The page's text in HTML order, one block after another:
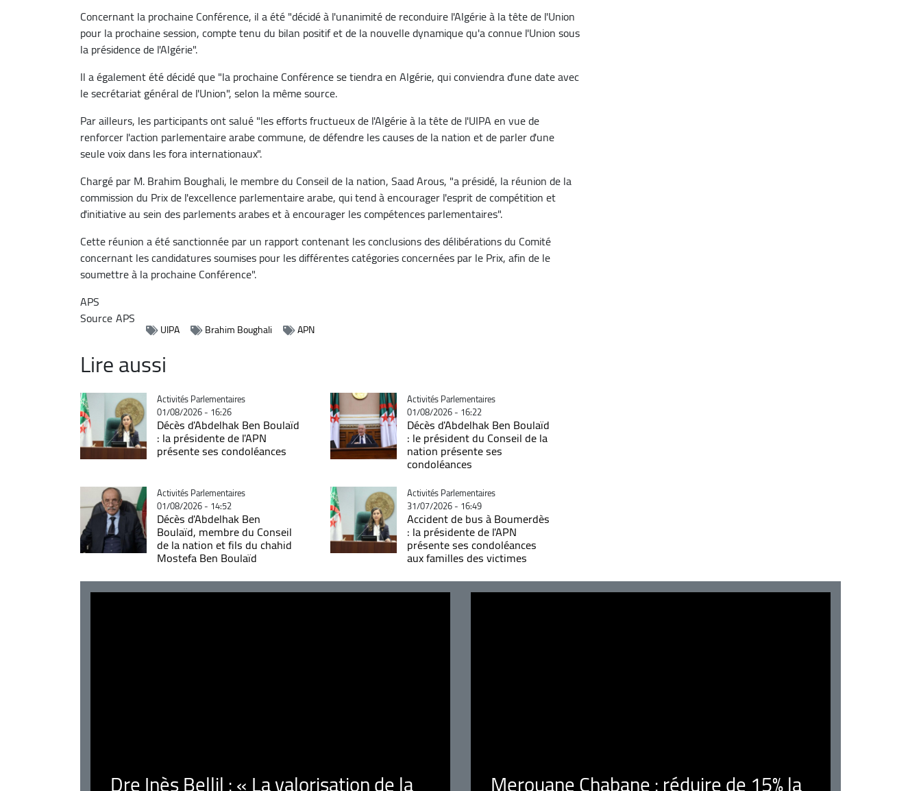
Concernant la prochaine Conférence, il a été "décidé à l'unanimité de reconduire l'Algérie à la tête de l'Union
pour la prochaine session, compte tenu du bilan positif et de la nouvelle dynamique qu'a connue l'Union sous
la présidence de l'Algérie".
Il a également été décidé que "la prochaine Conférence se tiendra en Algérie, qui conviendra d'une date avec
le secrétariat général de l'Union", selon la même source.
Par ailleurs, les participants ont salué "les efforts fructueux de l'Algérie à la tête de l'UIPA en vue de
renforcer l'action parlementaire arabe commune, de défendre les causes de la nation et de parler d'une
seule voix dans les fora internationaux".
Chargé par M. Brahim Boughali, le membre du Conseil de la nation, Saad Arous, "a présidé, la réunion de la
commission du Prix de l'excellence parlementaire arabe, qui tend à encourager l'esprit de compétition et
d'initiative au sein des parlements arabes et à encourager les compétences parlementaires".
Cette réunion a été sanctionnée par un rapport contenant les conclusions des délibérations du Comité
concernant les candidatures soumises pour les différentes catégories concernées par le Prix, afin de le
soumettre à la prochaine Conférence".
APS
SourceAPS
UIPA Brahim Boughali APN
Lire aussi
Catégorie
Activités Parlementaires
01/08/2026 - 16:26
Décès d'Abdelhak Ben Boulaïd
: la présidente de l'APN
présente ses condoléances
Catégorie
Activités Parlementaires
01/08/2026 - 16:22
Décès d'Abdelhak Ben Boulaïd
: le président du Conseil de la
nation présente ses
condoléances
Catégorie
Activités Parlementaires
01/08/2026 - 14:52
Décès d'Abdelhak Ben
Boulaïd, membre du Conseil
de la nation et fils du chahid
Mostefa Ben Boulaïd
Catégorie
Activités Parlementaires
31/07/2026 - 16:49
Accident de bus à Boumerdès
: la présidente de l'APN
présente ses condoléances
aux familles des victimes